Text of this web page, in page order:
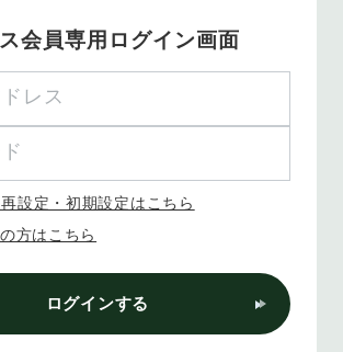
会員専用ログイン画面
設定・初期設定はこちら
方はこちら
ログインする